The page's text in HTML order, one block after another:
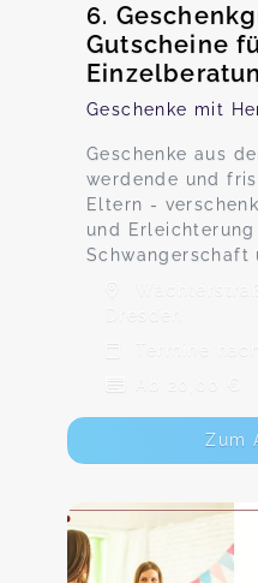
6.
Gutscheine
Geschenke mit
Geschenke aus
werdende und
Eltern -
und
Schwangerschaft
Dresden
Termine
Ab 20,00 €
Zum